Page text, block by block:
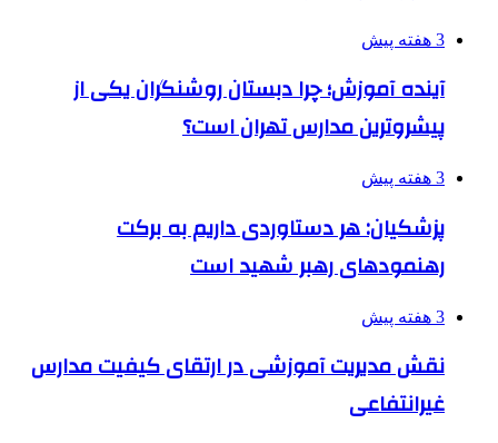
3 هفته پیش
آینده آموزش؛ چرا دبستان روشنگران یکی از
پیشروترین مدارس تهران است؟
3 هفته پیش
پزشکیان: هر دستاوردی داریم به برکت
رهنمودهای رهبر شهید است
3 هفته پیش
نقش مدیریت آموزشی در ارتقای کیفیت مدارس
غیرانتفاعی